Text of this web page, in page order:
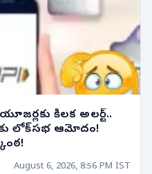
కీలక అలర్ట్..
లోక్‌సభ ఆమోదం!
August 6, 2026, 8:56 PM IST